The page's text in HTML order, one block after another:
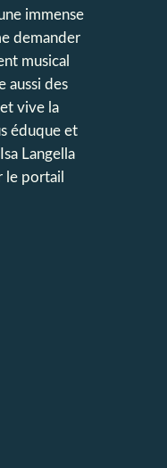
immense
demander
musical
aussi des
vive la
éduque et
Langella
le portail